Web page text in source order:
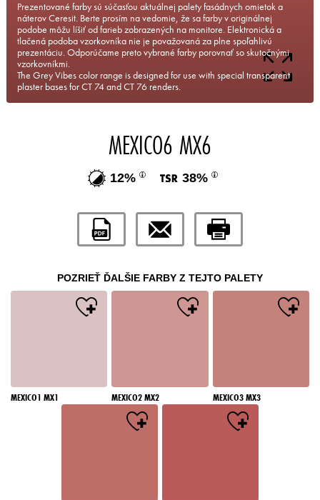
Prezentované farby sú súčasťou aktuálnej palety fasádnych omietok a
náterov Ceresit. Berte prosím na vedomie, že sa farby v originálnej
podobe môžu líšiť od farieb zobrazených na monitore. Elektronická a
tlačená podoba vzorkovníka nie je považovaná za plne spoľahlivú
prezentáciu. Odporúčame preto vybrané farby porovnať so skutočnými
vzorkovníkmi.
The Grey Vibes color range is designed for use with special transparent
plaster bases for CT 74 and CT 76 renders.
MEXICO6 MX6
12% 38%
POZRIEŤ ĎALŠIE FARBY Z TEJTO PALETY
MEXICO1 MX1 MEXICO2 MX2 MEXICO3 MX3